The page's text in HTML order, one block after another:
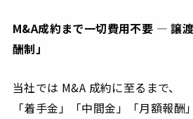
M&A成約まで一切費用不要 ― 譲
酬制」
当社では M&A 成約に至るまで、
「着手金」「中間金」「月額報